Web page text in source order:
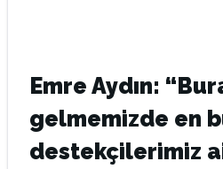
Emre Aydın:
gelmemizde en
destekçilerimiz